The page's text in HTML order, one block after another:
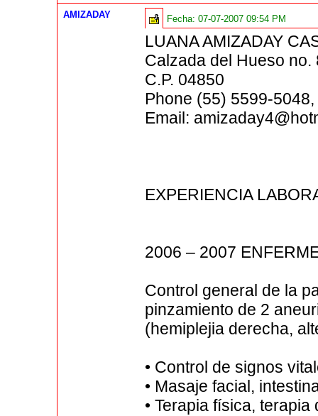
AMIZADAY Fecha:07-07-2007 09:54 PM
LUANA AMIZADAY
Calzada del Hueso no.
C.P. 04850
Phone (55) 5599-
Email:
EXPERIENCIA
2006 – 2007
Control general de la
pinzamiento de 2
(hemiplejia derecha,
• Control de signos
• Masaje facial,
• Terapia física,